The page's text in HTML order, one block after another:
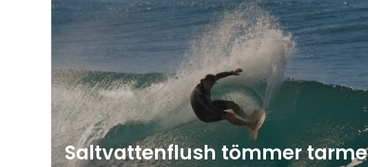
Saltvattenflush tömmer